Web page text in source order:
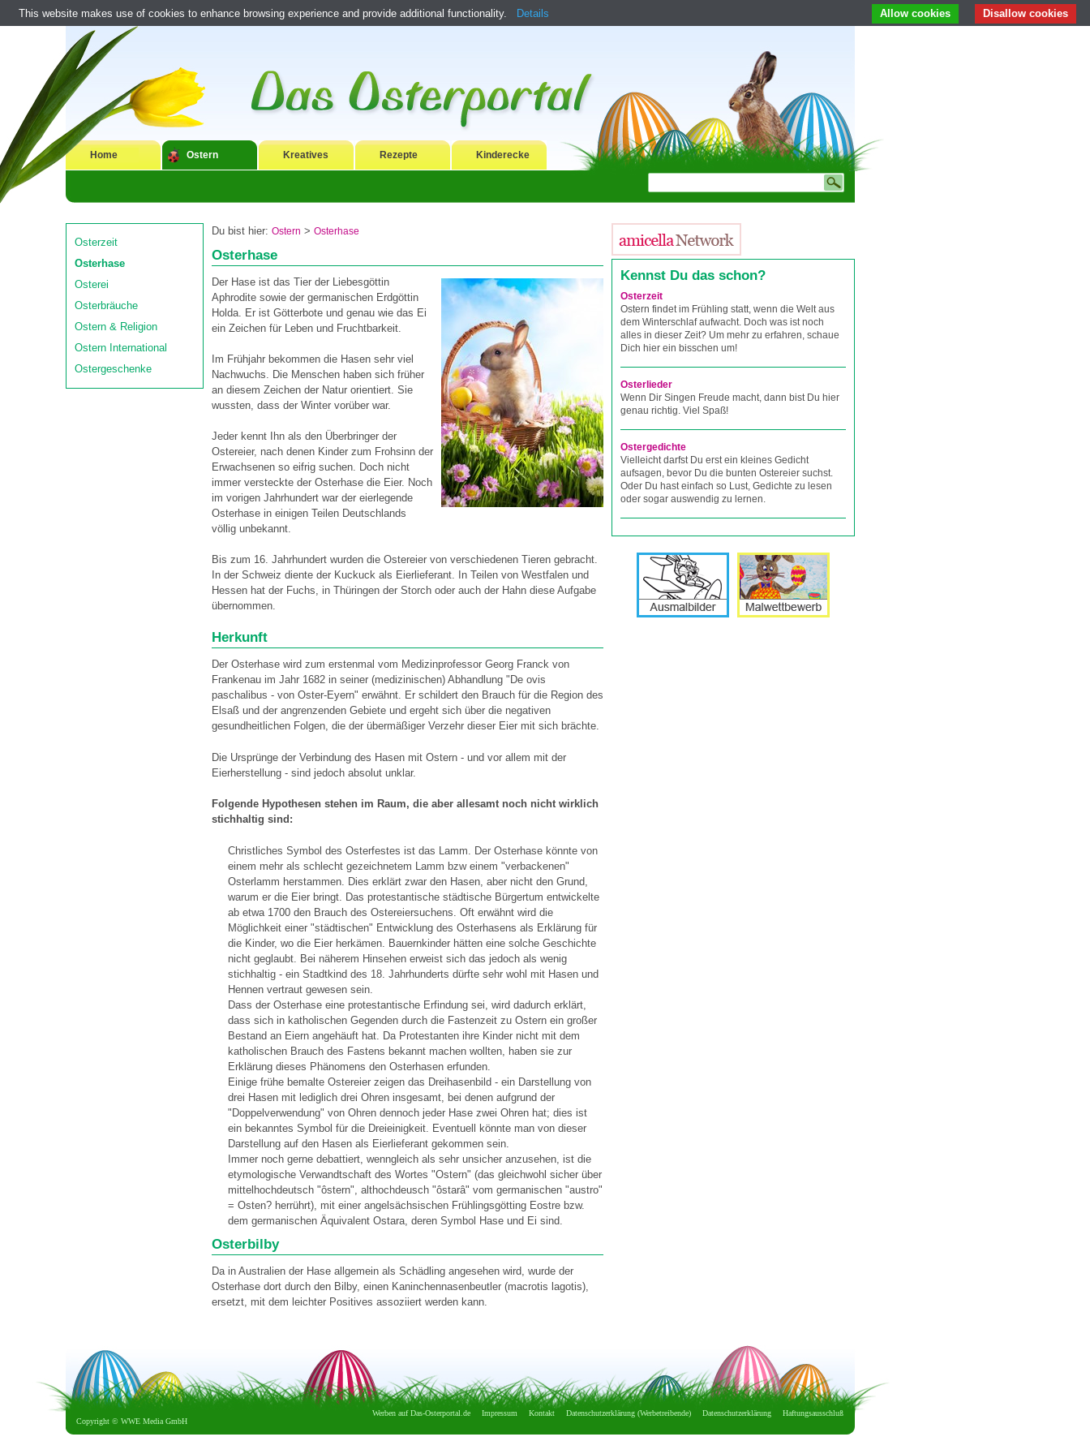
Home Ostern Kreatives Rezepte Kinderecke
Osterzeit
Osterhase
Osterei
Osterbräuche
Ostern & Religion
Ostern International
Ostergeschenke
Du bist hier: Ostern > Osterhase
Osterhase
Der Hase ist das Tier der Liebesgöttin
Aphrodite sowie der germanischen Erdgöttin
Holda. Er ist Götterbote und genau wie das Ei
ein Zeichen für Leben und Fruchtbarkeit.
Im Frühjahr bekommen die Hasen sehr viel
Nachwuchs. Die Menschen haben sich früher
an diesem Zeichen der Natur orientiert. Sie
wussten, dass der Winter vorüber war.
Jeder kennt Ihn als den Überbringer der
Ostereier, nach denen Kinder zum Frohsinn der
Erwachsenen so eifrig suchen. Doch nicht
immer versteckte der Osterhase die Eier. Noch
im vorigen Jahrhundert war der eierlegende
Osterhase in einigen Teilen Deutschlands
völlig unbekannt.
Bis zum 16. Jahrhundert wurden die Ostereier von verschiedenen Tieren gebracht.
In der Schweiz diente der Kuckuck als Eierlieferant. In Teilen von Westfalen und
Hessen hat der Fuchs, in Thüringen der Storch oder auch der Hahn diese Aufgabe
übernommen.
Herkunft
Der Osterhase wird zum erstenmal vom Medizinprofessor Georg Franck von
Frankenau im Jahr 1682 in seiner (medizinischen) Abhandlung "De ovis
paschalibus - von Oster-Eyern" erwähnt. Er schildert den Brauch für die Region des
Elsaß und der angrenzenden Gebiete und ergeht sich über die negativen
gesundheitlichen Folgen, die der übermäßiger Verzehr dieser Eier mit sich brächte.
Die Ursprünge der Verbindung des Hasen mit Ostern - und vor allem mit der
Eierherstellung - sind jedoch absolut unklar.
Folgende Hypothesen stehen im Raum, die aber allesamt noch nicht wirklich
stichhaltig sind:
Christliches Symbol des Osterfestes ist das Lamm. Der Osterhase könnte von
einem mehr als schlecht gezeichnetem Lamm bzw einem "verbackenen"
Osterlamm herstammen. Dies erklärt zwar den Hasen, aber nicht den Grund,
warum er die Eier bringt. Das protestantische städtische Bürgertum entwickelte
ab etwa 1700 den Brauch des Ostereiersuchens. Oft erwähnt wird die
Möglichkeit einer "städtischen" Entwicklung des Osterhasens als Erklärung für
die Kinder, wo die Eier herkämen. Bauernkinder hätten eine solche Geschichte
nicht geglaubt. Bei näherem Hinsehen erweist sich das jedoch als wenig
stichhaltig - ein Stadtkind des 18. Jahrhunderts dürfte sehr wohl mit Hasen und
Hennen vertraut gewesen sein.
Dass der Osterhase eine protestantische Erfindung sei, wird dadurch erklärt,
dass sich in katholischen Gegenden durch die Fastenzeit zu Ostern ein großer
Bestand an Eiern angehäuft hat. Da Protestanten ihre Kinder nicht mit dem
katholischen Brauch des Fastens bekannt machen wollten, haben sie zur
Erklärung dieses Phänomens den Osterhasen erfunden.
Einige frühe bemalte Ostereier zeigen das Dreihasenbild - ein Darstellung von
drei Hasen mit lediglich drei Ohren insgesamt, bei denen aufgrund der
"Doppelverwendung" von Ohren dennoch jeder Hase zwei Ohren hat; dies ist
ein bekanntes Symbol für die Dreieinigkeit. Eventuell könnte man von dieser
Darstellung auf den Hasen als Eierlieferant gekommen sein.
Immer noch gerne debattiert, wenngleich als sehr unsicher anzusehen, ist die
etymologische Verwandtschaft des Wortes "Ostern" (das gleichwohl sicher über
mittelhochdeutsch "ôstern", althochdeusch "ôstarâ" vom germanischen "austro"
= Osten? herrührt), mit einer angelsächsischen Frühlingsgötting Eostre bzw.
dem germanischen Äquivalent Ostara, deren Symbol Hase und Ei sind.
Osterbilby
Da in Australien der Hase allgemein als Schädling angesehen wird, wurde der
Osterhase dort durch den Bilby, einen Kaninchennasenbeutler (macrotis lagotis),
ersetzt, mit dem leichter Positives assoziiert werden kann.
Kennst Du das schon?
Osterzeit
Ostern findet im Frühling statt, wenn die Welt aus
dem Winterschlaf aufwacht. Doch was ist noch
alles in dieser Zeit? Um mehr zu erfahren, schaue
Dich hier ein bisschen um!
Osterlieder
Wenn Dir Singen Freude macht, dann bist Du hier
genau richtig. Viel Spaß!
Ostergedichte
Vielleicht darfst Du erst ein kleines Gedicht
aufsagen, bevor Du die bunten Ostereier suchst.
Oder Du hast einfach so Lust, Gedichte zu lesen
oder sogar auswendig zu lernen.
Copyright © WWE Media GmbH
Haftungsausschluß
Datenschutzerklärung
Datenschutzerklärung (Werbetreibende)
Kontakt
Impressum
Werben auf Das-Osterportal.de
This website makes use of cookies to enhance browsing experience and provide additional functionality. Details Disallow cookies
Allow cookies